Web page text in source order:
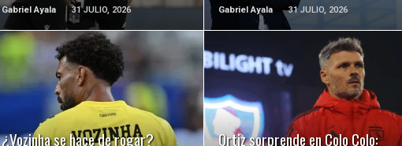
Gabriel Ayala 31 JULIO, 2026 Gabriel Ayala 31 JULIO, 2026
¿Vozinha se hace de rogar?
LEER MÁS
Ortiz sorprende en Colo Colo:
LEER MÁS